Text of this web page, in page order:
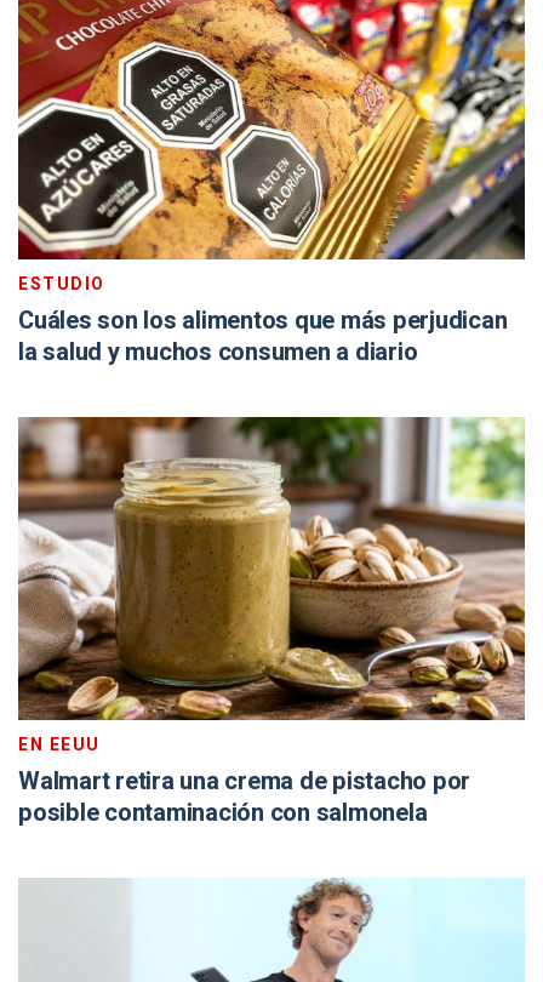
ESTUDIO
Cuáles son los alimentos que más perjudican
la salud y muchos consumen a diario
EN EEUU
Walmart retira una crema de pistacho por
posible contaminación con salmonela